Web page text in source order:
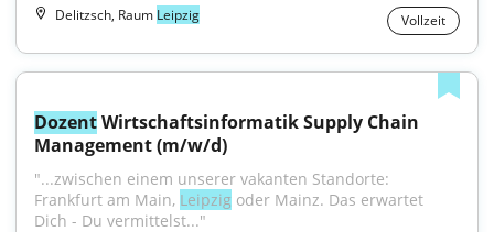
Delitzsch, Raum Leipzig Vollzeit
Dozent Wirtschaftsinformatik Supply Chain
Management (m/w/d)
"...zwischen einem unserer vakanten Standorte:
Frankfurt am Main, Leipzig oder Mainz. Das erwartet
Dich - Du vermittelst..."